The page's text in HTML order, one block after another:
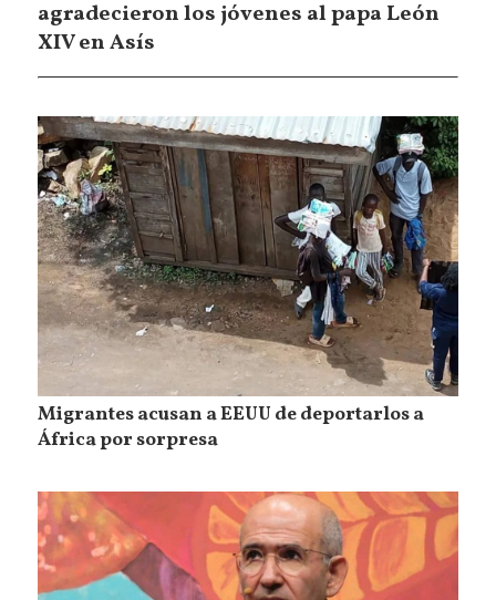
agradecieron los jóvenes al papa León
XIV en Asís
Migrantes acusan a EEUU de deportarlos a
África por sorpresa